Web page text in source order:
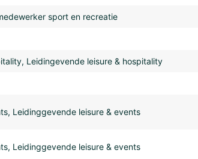
sport en recreatie
Leidingevende leisure & hospitality
Leidinggevende leisure & events
Leidinggevende leisure & events